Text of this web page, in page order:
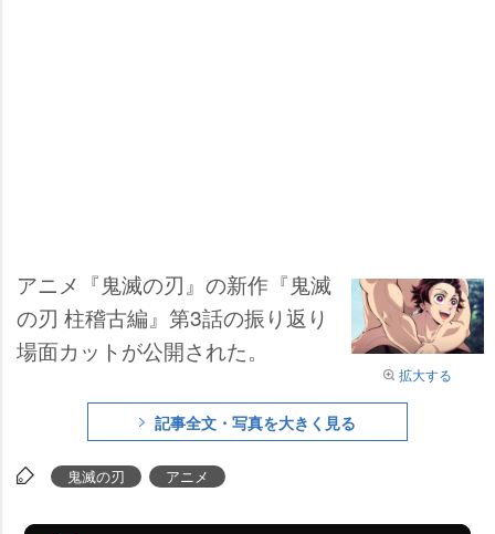
拡大する
アニメ『鬼滅の刃』の新作『鬼滅
の刃 柱稽古編』第3話の振り返り
場面カットが公開された。
記事全文・写真を大きく見る
鬼滅の刃 アニメ